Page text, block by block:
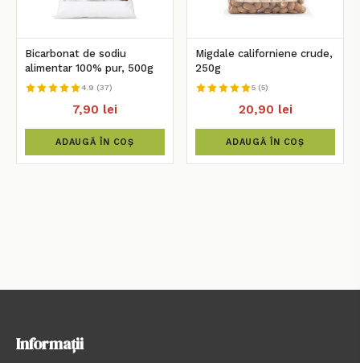
Bicarbonat de sodiu
alimentar 100% pur, 500g
4.9 (37)
7,90 lei
ADAUGĂ ÎN COȘ
Migdale californiene crude,
250g
5 (5)
20,90 lei
ADAUGĂ ÎN COȘ
Informații